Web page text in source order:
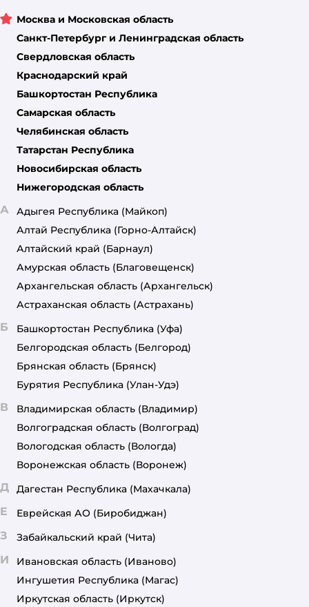
Москва и Московская область
Санкт-Петербург и Ленинградская область
Свердловская область
Краснодарский край
Башкортостан Республика
Самарская область
Челябинская область
Татарстан Республика
Новосибирская область
Нижегородская область
А Адыгея Республика (Майкоп)
Алтай Республика (Горно-Алтайск)
Алтайский край (Барнаул)
Амурская область (Благовещенск)
Архангельская область (Архангельск)
Астраханская область (Астрахань)
Б Башкортостан Республика (Уфа)
Белгородская область (Белгород)
Брянская область (Брянск)
Бурятия Республика (Улан-Удэ)
В Владимирская область (Владимир)
Волгоградская область (Волгоград)
Вологодская область (Вологда)
Воронежская область (Воронеж)
Д Дагестан Республика (Махачкала)
Е Еврейская АО (Биробиджан)
З Забайкальский край (Чита)
И Ивановская область (Иваново)
Ингушетия Республика (Магас)
Иркутская область (Иркутск)